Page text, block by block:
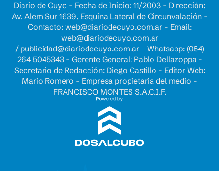
Diario de Cuyo - Fecha de Inicio: 11/2003 - Dirección:
Av. Alem Sur 1639. Esquina Lateral de Circunvalación -
Contacto: web@diariodecuyo.com.ar- Email:
web@diariodecuyo.com.ar
/ publicidad@diariodecuyo.com.ar- Whatsapp: (054)
264 5045343 - Gerente General: Pablo Dellazoppa -
Secretario de Redacción: Diego Castillo - Editor Web:
Mario Romero - Empresa propietaria del medio -
FRANCISCO MONTES S.A.C.I.F.